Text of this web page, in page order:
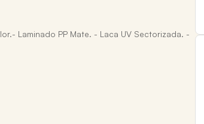
Laminado PP Mate. - Laca UV Sectorizada. -